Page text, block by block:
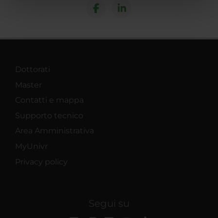
nostri partner che si occupano di analisi dei dati web,
pubblicità e social media, i quali potrebbero combinarle
raccolto dal tuo utilizzo dei loro servizi.
Dottorati
Master
Contatti e mappa
Supporto tecnico
Area Amministrativa
MyUnivr
Privacy policy
Segui su